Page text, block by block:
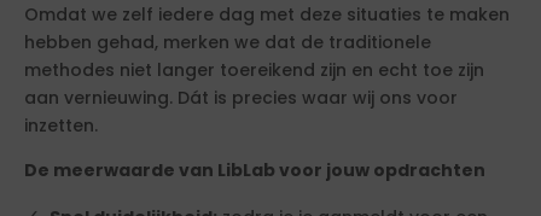
Omdat we zelf iedere dag met deze situaties te maken
hebben gehad, merken we dat de traditionele
methodes niet langer toereikend zijn en echt toe zijn
aan vernieuwing. Dát is precies waar wij ons voor
inzetten.
De meerwaarde van LibLab voor jouw opdrachten